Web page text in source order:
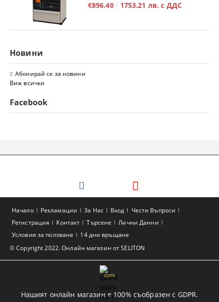
€896.40 1753.21 лв. с ДДС
Новини
Абонирай се за новини
Виж всички
Facebook
© Copyright 2022. Онлайн магазин от SELITON
Начало Рекламации За Нас Вход
Чести Въпроси
Регистрация
Контакт Търсене
Лични Данни
Условия за ползване
14 дни връщане
GDPR
Нашият онлайн магазин е 100% съобразен с GDPR.